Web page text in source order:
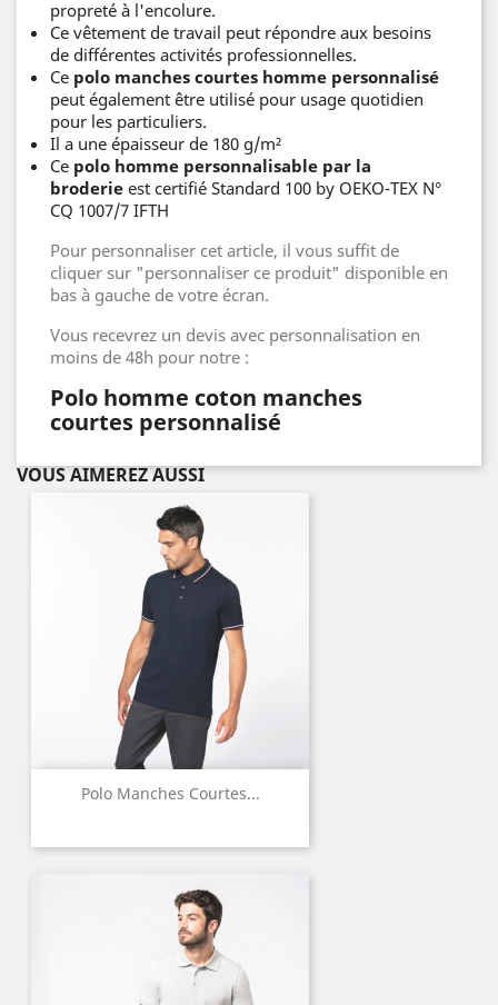
propreté à l'encolure.
Ce vêtement de travail peut répondre aux besoins
de différentes activités professionnelles.
Ce polo manches courtes homme personnalisé
peut également être utilisé pour usage quotidien
pour les particuliers.
Il a une épaisseur de 180 g/m²
Ce polo homme personnalisable par la
broderie est certifié Standard 100 by OEKO-TEX N°
CQ 1007/7 IFTH
Pour personnaliser cet article, il vous suffit de
cliquer sur "personnaliser ce produit" disponible en
bas à gauche de votre écran.
Vous recevrez un devis avec personnalisation en
moins de 48h pour notre :
Polo homme coton manches
courtes personnalisé
VOUS AIMEREZ AUSSI
Polo Manches Courtes...